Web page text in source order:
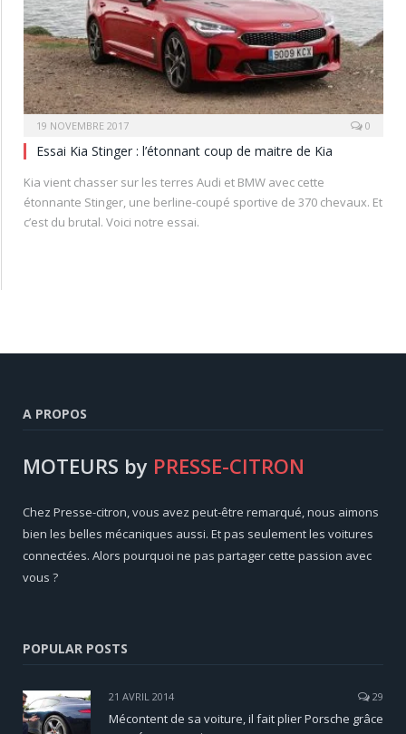
19 NOVEMBRE 2017 0
Essai Kia Stinger : l’étonnant coup de maitre de Kia
Kia vient chasser sur les terres Audi et BMW avec cette
étonnante Stinger, une berline-coupé sportive de 370 chevaux. Et
c’est du brutal. Voici notre essai.
A PROPOS
MOTEURS by PRESSE-CITRON
Chez Presse-citron, vous avez peut-être remarqué, nous aimons
bien les belles mécaniques aussi. Et pas seulement les voitures
connectées. Alors pourquoi ne pas partager cette passion avec
vous ?
POPULAR POSTS
21 AVRIL 2014 29
Mécontent de sa voiture, il fait plier Porsche grâce